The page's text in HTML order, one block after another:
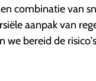
combinatie van
aanpak van
bereid de